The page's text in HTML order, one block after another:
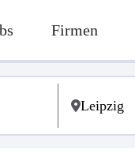
Firmen